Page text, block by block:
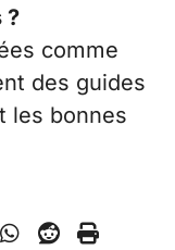
?
comme
des guides
les bonnes